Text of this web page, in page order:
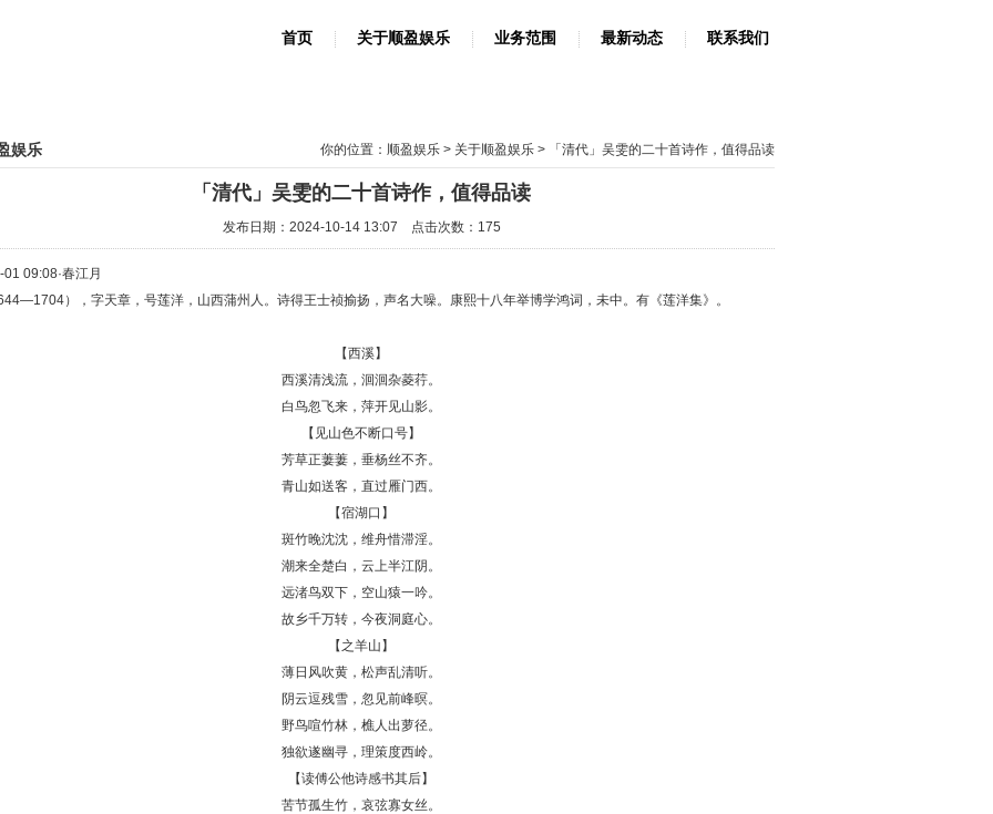
首页 关于顺盈娱乐 业务范围 最新动态 联系我们
娱乐 你的位置： 顺盈娱乐> 关于顺盈娱乐> 「清代」吴雯的二十首诗作，值得品读
「清代」吴雯的二十首诗作，值得品读
发布日期：2024-10-14 13:07 点击次数：175
09:08·春江月
），字天章，号莲洋，山西蒲州人。诗得王士祯揄扬，声名大噪。康熙十八年举博学鸿词，未中。有《莲洋集》。
【西溪】
西溪清浅流，洄洄杂菱荇。
白鸟忽飞来，萍开见山影。
【见山色不断口号】
芳草正萋萋，垂杨丝不齐。
青山如送客，直过雁门西。
【宿湖口】
斑竹晚沈沈，维舟惜滞淫。
潮来全楚白，云上半江阴。
远渚鸟双下，空山猿一吟。
故乡千万转，今夜洞庭心。
【之羊山】
薄日风吹黄，松声乱清听。
阴云逗残雪，忽见前峰暝。
野鸟喧竹林，樵人出萝径。
独欲遂幽寻，理策度西岭。
【读傅公他诗感书其后】
苦节孤生竹，哀弦寡女丝。